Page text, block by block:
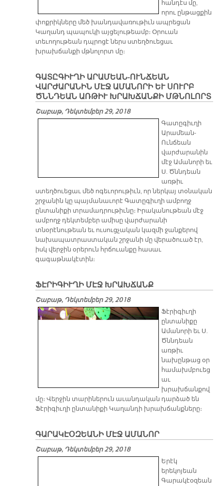
հանդէս մը,
որու ընթացքին
փոքրիկները մեծ խանդավառութիւն ապրեցան
Կաղանդ պապուկի այցելութեամբ։ Օրուան
տեւողութեան դպրոցէ ներս ստեղծուեցաւ
խրախճանքի մթնոլորտ մը։
ԳԱՏԸԳԻՒՂԻ ԱՐԱՄԵԱՆ-ՈՒՆՃԵԱՆ
ՎԱՐԺԱՐԱՆԻՆ ՄԷՋ ԱՄԱՆՈՐԻ ԵՒ ՍՈՒՐԲ
ԾՆՆԴԵԱՆ ԱՌԹԻՒ ԽՐԱԽՃԱՆՔԻ ՄԹՆՈԼՈՐՏ
Շաբաթ, Դեկտեմբեր 29, 2018
Գատըգիւղի
Արամեան-
Ունճեան
վարժարանին
մէջ Ամանորի եւ
Ս. Ծննդեան
առթիւ
ստեղծուեցաւ մեծ ոգեւորութիւն, որ ներկայ տօնական
շրջանին կը պայմանաւորէ Գատըգիւղի ամբողջ
ընտանիքի տրամադրութիւնը։ Իրականութեան մէջ
ամբողջ դեկտեմբեր ամիսը վարժարանի
տնօրէնութեան եւ ուսուցչական կազմի ջանքերով
նախապատրաստական շրջանի մը վերածուած էր,
իսկ վերջին օրերուն հրճուանքը հասաւ
գագաթնակէտին։
ՖԷՐԻԳԻՒՂԻ ՄԷՋ ԽՐԱԽՃԱՆՔ
Շաբաթ, Դեկտեմբեր 29, 2018
Ֆէրիգիւղի
ընտանիքը
Ամանորի եւ Ս.
Ծննդեան
առթիւ
նախընթաց օր
համախմբուեց
աւ
խրախճանքով
մը։ Վերջին տարիներուն աւանդական դարձած են
Ֆէրիգիւղի ընտանիքի Կաղանդի խրախճանքները։
ԳԱՐԱԿԷՕԶԵԱՆԻ ՄԷՋ ԱՄԱՆՈՐ
Շաբաթ, Դեկտեմբեր 29, 2018
Երէկ
երեկոյեան
Գարակէօզեան